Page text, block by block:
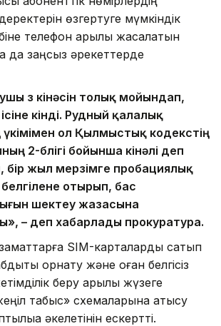
өзгертуге мүмкіндік
телефон арқылы жасалатын
да заңсыз әрекеттерде
өз кінәсін толық мойындап,
өкінді. Рудный қалалық
ол Қылмыстық кодекстің
2-бөлігі бойынша кінәлі деп
бір жыл мерзімге пробациялық
отырып, бас
шектеу жазасына
– деп хабарлады прокуратура.
SIM-карталарды сатып
орнату және оған белгісіз
беру арқылы жүзеге
табыс» схемаларына қатысу
әкелетінін ескертті.